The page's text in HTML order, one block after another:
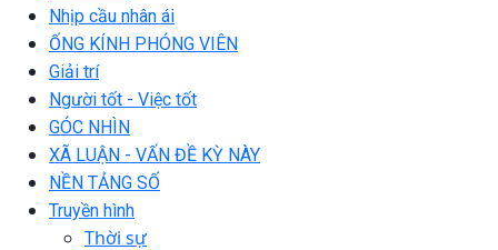
Nhịp cầu nhân ái
ỐNG KÍNH PHÓNG VIÊN
Giải trí
Người tốt - Việc tốt
GÓC NHÌN
XÃ LUẬN - VẤN ĐỀ KỲ NÀY
NỀN TẢNG SỐ
Truyền hình
Thời sự